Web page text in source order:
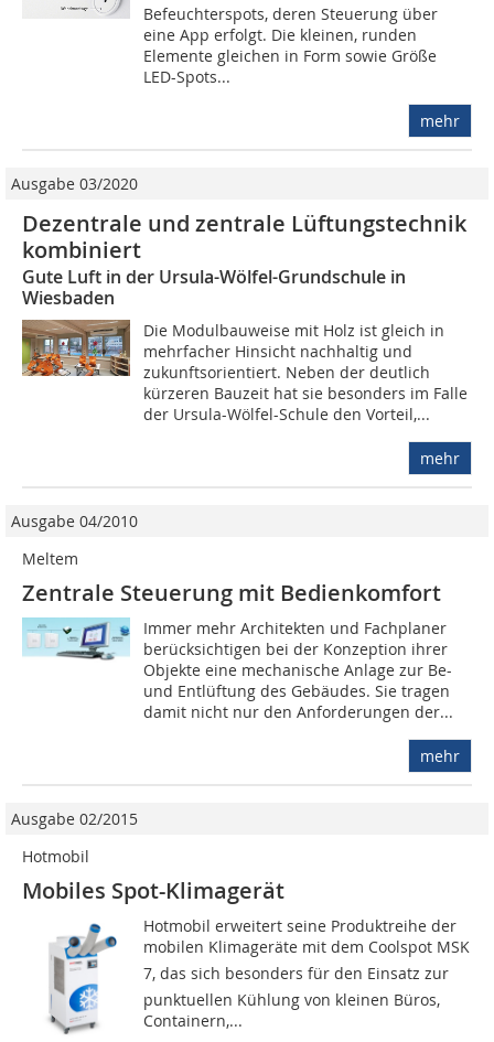
Befeuchterspots, deren Steuerung über
eine App erfolgt. Die kleinen, runden
Elemente gleichen in Form sowie Größe
LED-Spots...
mehr
Ausgabe 03/2020
Dezentrale und zentrale Lüftungstechnik
kombiniert
Gute Luft in der Ursula-Wölfel-Grundschule in
Wiesbaden
Die Modulbauweise mit Holz ist gleich in
mehrfacher Hinsicht nachhaltig und
zukunftsorientiert. Neben der deutlich
kürzeren Bauzeit hat sie besonders im Falle
der Ursula-Wölfel-Schule den Vorteil,...
mehr
Ausgabe 04/2010
Meltem
Zentrale Steuerung mit Bedienkomfort
Immer mehr Architekten und Fachplaner
berücksichtigen bei der Konzeption ihrer
Objekte eine mechanische Anlage zur Be-
und Entlüftung des Gebäudes. Sie tragen
damit nicht nur den Anforderungen der...
mehr
Ausgabe 02/2015
Hotmobil
Mobiles Spot-Klimagerät
Hotmobil erweitert seine Produktreihe der
mobilen Klimageräte mit dem Coolspot MSK
7, das sich besonders für den Einsatz zur
punktuellen Kühlung von kleinen Büros,
Containern,...